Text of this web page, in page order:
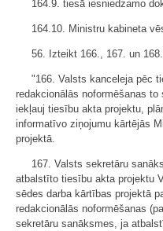
164.9. tiesā iesniedzamo
164.10. Ministru kabineta
56. Izteikt 166., 167. un
"166. Valsts kanceleja pēc
redakcionālās noformēšanas
iekļauj tiesību akta projektu,
informatīvo ziņojumu kārtējās
projektā.
167. Valsts sekretāru
atbalstīto tiesību akta projektu
sēdes darba kārtības projektā
redakcionālās noformēšanas
sekretāru sanāksmes, ja